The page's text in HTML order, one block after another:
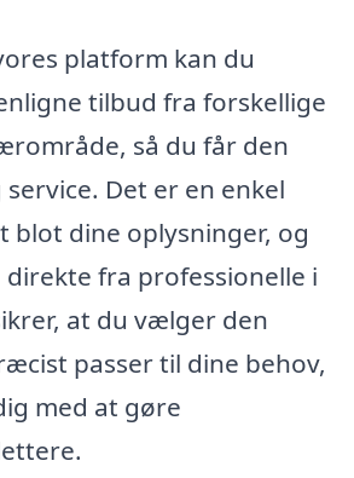
platform kan du
tilbud fra forskellige
så du får den
Det er en enkel
blot dine oplysninger, og
fra professionelle i
at du vælger den
passer til dine behov,
med at gøre